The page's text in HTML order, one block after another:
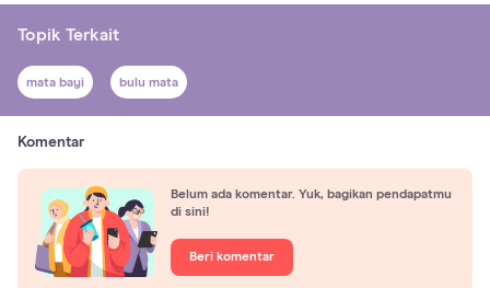
Topik Terkait
mata bayi bulu mata
Komentar
Belum ada komentar. Yuk, bagikan pendapatmu
di sini!
Beri komentar